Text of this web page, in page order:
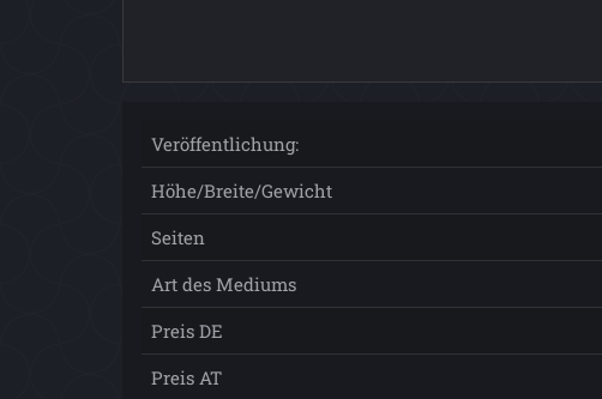
Veröffentlichung:
Höhe/Breite/Gewicht
Seiten
Art des Mediums
Preis DE
Preis AT